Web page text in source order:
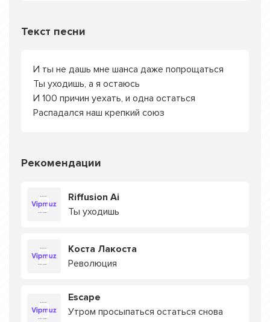
Текст песни
И ты не дашь мне шанса даже попрощаться
Ты уходишь, а я остаюсь
И 100 причин уехать, и одна остаться
Распадался наш крепкий союз
Рекомендации
Riffusion Ai
Ты уходишь
Коста Лакоста
Революция
Escape
Утром просыпаться остаться снова